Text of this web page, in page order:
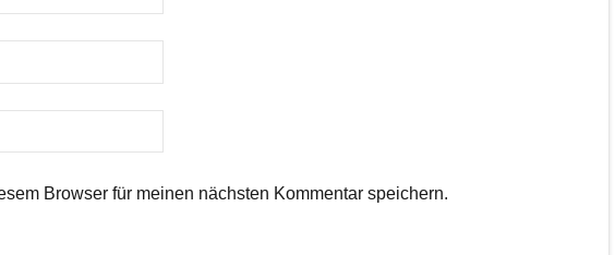
Browser für meinen nächsten Kommentar speichern.